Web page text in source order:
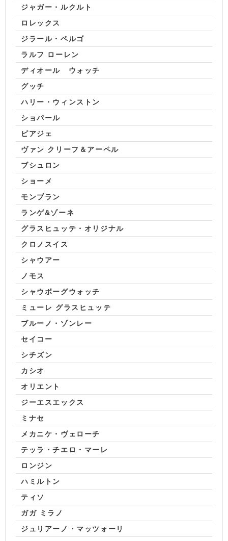
ジャガー・ルクルト
ロレックス
ジラール・ペルゴ
ラルフ ローレン
ディオール ウォッチ
グッチ
ハリー・ウィンストン
ショパール
ピアジェ
ヴァン クリーフ＆アーペル
ブシュロン
ショーメ
モンブラン
ランゲ&ゾーネ
グラスヒュッテ・オリジナル
クロノスイス
シャウアー
ノモス
シャウボーグウォッチ
ミューレ グラスヒュッテ
ブルーノ・ゾンレー
セイコー
シチズン
カシオ
オリエント
ジーエスエックス
ミナセ
メカニケ・ヴェローチ
テッラ・チエロ・マーレ
ロンジン
ハミルトン
ティソ
ガガ ミラノ
ジュリアーノ・マッツォーリ